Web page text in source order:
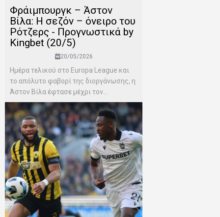
Φράιμπουργκ – Άστον
Βίλα: Η σεζόν – όνειρο του
Ρότζερς - Προγνωστικά by
Kingbet (20/5)
20/05/2026
Ημέρα τελικού στο Europa League και
το απόλυτο φαβορί της διοργάνωσης, η
Άστον Βίλα έφτασε μέχρι τον...